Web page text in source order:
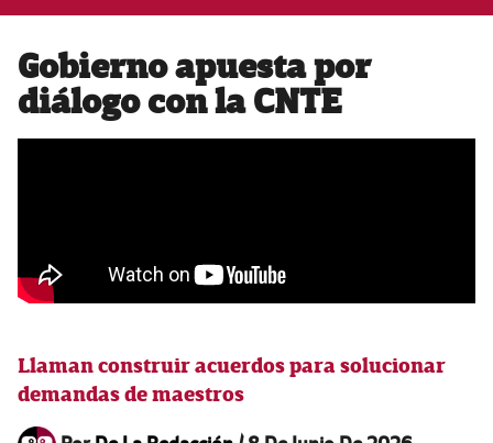
PARA
Gobierno apuesta por
diálogo con la CNTE
Llaman construir acuerdos para solucionar
demandas de maestros